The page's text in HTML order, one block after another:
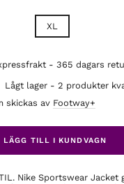
XL
- 365 dagars
Lågt lager - 2 produkter
skickas av Footway+
LÄGG TILL I KUNDVAGN
Nike Sportswear